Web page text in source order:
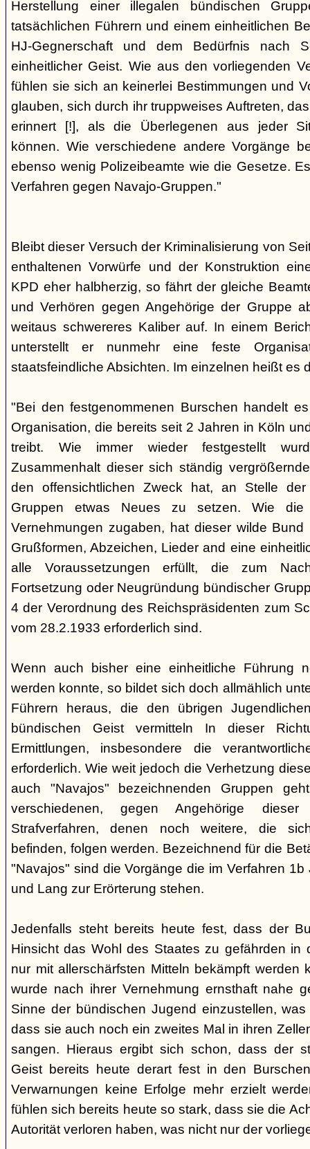
Herstellung einer illegalen bündischen
tatsächlichen Führern und einem einheitlichen
HJ-Gegnerschaft und dem Bedürfnis nach
einheitlicher Geist. Wie aus den vorliegenden
fühlen sie sich an keinerlei Bestimmungen und
glauben, sich durch ihr truppweises Auftreten,
erinnert [!], als die Überlegenen aus jeder
können. Wie verschiedene andere Vorgänge
ebenso wenig Polizeibeamte wie die Gesetze.
Verfahren gegen Navajo-Gruppen."
Bleibt dieser Versuch der Kriminalisierung von
enthaltenen Vorwürfe und der Konstruktion
KPD eher halbherzig, so fährt der gleiche
und Verhören gegen Angehörige der Gruppe
weitaus schwereres Kaliber auf. In einem
unterstellt er nunmehr eine feste
staatsfeindliche Absichten. Im einzelnen heißt es
"Bei den festgenommenen Burschen handelt
Organisation, die bereits seit 2 Jahren in Köln
treibt. Wie immer wieder festgestellt
Zusammenhalt dieser sich ständig
den offensichtlichen Zweck hat, an Stelle der
Gruppen etwas Neues zu setzen. Wie die
Vernehmungen zugaben, hat dieser wilde
Grußformen, Abzeichen, Lieder and eine
alle Voraussetzungen erfüllt, die zum
Fortsetzung oder Neugründung bündischer
4 der Verordnung des Reichspräsidenten zum
vom 28.2.1933 erforderlich sind.
Wenn auch bisher eine einheitliche Führung
werden konnte, so bildet sich doch allmählich
Führern heraus, die den übrigen
bündischen Geist vermitteln In dieser
Ermittlungen, insbesondere die
erforderlich. Wie weit jedoch die Verhetzung
auch "Navajos" bezeichnenden Gruppen
verschiedenen, gegen Angehörige dieser
Strafverfahren, denen noch weitere, die
befinden, folgen werden. Bezeichnend für die
"Navajos" sind die Vorgänge die im Verfahren
und Lang zur Erörterung stehen.
Jedenfalls steht bereits heute fest, dass der
Hinsicht das Wohl des Staates zu gefährden in
nur mit allerschärfsten Mitteln bekämpft werden
wurde nach ihrer Vernehmung ernsthaft nahe
Sinne der bündischen Jugend einzustellen,
dass sie auch noch ein zweites Mal in ihren
sangen. Hieraus ergibt sich schon, dass der
Geist bereits heute derart fest in den
Verwarnungen keine Erfolge mehr erzielt
fühlen sich bereits heute so stark, dass sie die
Autorität verloren haben, was nicht nur der